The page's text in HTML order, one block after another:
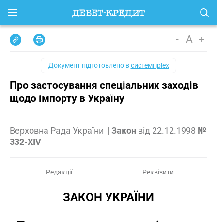
- A +
Документ підготовлено всистемі iplex
Про застосування спеціальних заходів
щодо імпорту в Україну
Верховна Рада України | Закон від 22.12.1998 №
332-XIV
Редакції Реквізити
ЗАКОН УКРАЇНИ